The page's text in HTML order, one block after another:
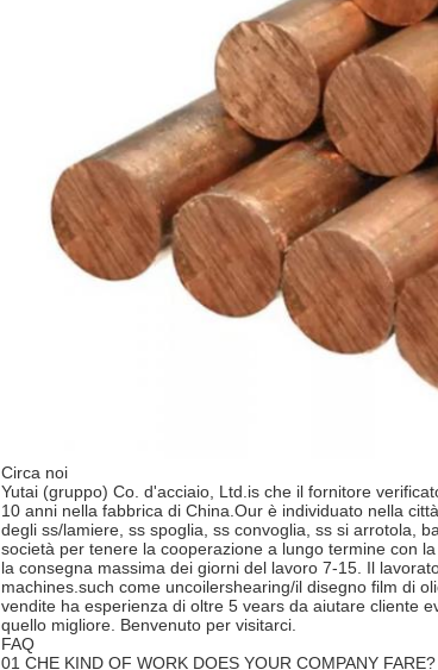
Circa noi
Yutai (gruppo) Co. d'acciaio, Ltd.is che il fornitore
10 anni nella fabbrica di China.Our è individuato nella
degli ss/lamiere, ss spoglia, ss convoglia, ss si arrotola,
società per tenere la cooperazione a lungo termine con
la consegna massima dei giorni del lavoro 7-15. Il
machines.such come uncoilershearing/il disegno film di
vendite ha esperienza di oltre 5 vears da aiutare cliente
quello migliore. Benvenuto per visitarci.
FAQ
01 CHE KIND OF WORK DOES YOUR COMPANY FARE?